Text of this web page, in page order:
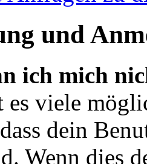
und
ich mich
viele
dein
Wenn dies